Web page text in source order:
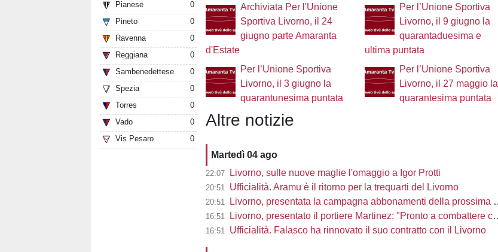
Pianese
0
Pineto
0
Ravenna
0
Reggiana
0
Sambenedettese
0
Spezia
0
Torres
0
Vado
0
Vis Pesaro
0
Archiviata Per l'Unione
Sportiva Livorno, il 24
giugno parte Amaranta
d'Estate
Per l’Unione Sportiva
Livorno, il 9 giugno la
quarantaduesima e
ultima puntata
Per l’Unione Sportiva
Livorno, il 3 giugno la
quarantunesima puntata
Per l’Unione Sportiva
Livorno, il 27 maggio la
quarantesima puntata
Altre notizie
Martedì 04 ago
22:07 Livorno, sulle nuove maglie l'omaggio a Igor Protti
20:51 Ufficialità. Aramu è il ritorno per la trequarti del Livorno
20:51 Livorno, presentata la campagna abbonamenti della prossima stagione
16:51 Livorno, presentato il portiere Martinez: "Pronto a combattere con i miei compagni"
16:51 Ufficialità. Falasco ha rinnovato il suo contratto con il Livorno